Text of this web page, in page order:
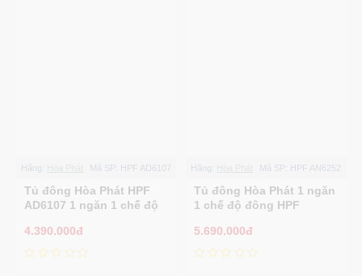
Hãng: Mã SP: HPF AD6107
Tủ đông Hòa Phát HPF
AD6107 1 ngăn 1 chế độ
4.390.000đ
Hãng: Mã SP: HPF AN6252
Tủ đông Hòa Phát 1 ngăn
1 chế độ đông HPF
5.690.000đ